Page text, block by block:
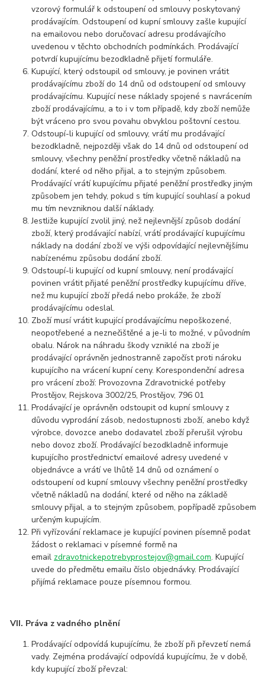
vzorový formulář k odstoupení od smlouvy poskytovaný
prodávajícím. Odstoupení od kupní smlouvy zašle kupující
na emailovou nebo doručovací adresu prodávajícího
uvedenou v těchto obchodních podmínkách. Prodávající
potvrdí kupujícímu bezodkladně přijetí formuláře.
Kupující, který odstoupil od smlouvy, je povinen vrátit
prodávajícímu zboží do 14 dnů od odstoupení od smlouvy
prodávajícímu. Kupující nese náklady spojené s navrácením
zboží prodávajícímu, a to i v tom případě, kdy zboží nemůže
být vráceno pro svou povahu obvyklou poštovní cestou.
Odstoupí-li kupující od smlouvy, vrátí mu prodávající
bezodkladně, nejpozději však do 14 dnů od odstoupení od
smlouvy, všechny peněžní prostředky včetně nákladů na
dodání, které od něho přijal, a to stejným způsobem.
Prodávající vrátí kupujícímu přijaté peněžní prostředky jiným
způsobem jen tehdy, pokud s tím kupující souhlasí a pokud
mu tím nevzniknou další náklady.
Jestliže kupující zvolil jiný, než nejlevnější způsob dodání
zboží, který prodávající nabízí, vrátí prodávající kupujícímu
náklady na dodání zboží ve výši odpovídající nejlevnějšímu
nabízenému způsobu dodání zboží.
Odstoupí-li kupující od kupní smlouvy, není prodávající
povinen vrátit přijaté peněžní prostředky kupujícímu dříve,
než mu kupující zboží předá nebo prokáže, že zboží
prodávajícímu odeslal.
Zboží musí vrátit kupující prodávajícímu nepoškozené,
neopotřebené a neznečištěné a je-li to možné, v původním
obalu. Nárok na náhradu škody vzniklé na zboží je
prodávající oprávněn jednostranně započíst proti nároku
kupujícího na vrácení kupní ceny. Korespondenční adresa
pro vrácení zboží: Provozovna Zdravotnické potřeby
Prostějov, Rejskova 3002/25, Prostějov, 796 01
Prodávající je oprávněn odstoupit od kupní smlouvy z
důvodu vyprodání zásob, nedostupnosti zboží, anebo když
výrobce, dovozce anebo dodavatel zboží přerušil výrobu
nebo dovoz zboží. Prodávající bezodkladně informuje
kupujícího prostřednictví emailové adresy uvedené v
objednávce a vrátí ve lhůtě 14 dnů od oznámení o
odstoupení od kupní smlouvy všechny peněžní prostředky
včetně nákladů na dodání, které od něho na základě
smlouvy přijal, a to stejným způsobem, popřípadě způsobem
určeným kupujícím.
Při vyřízování reklamace je kupující povinen písemně podat
žádost o reklamaci v písemné formě na
email zdravotnickepotrebyprostejov@gmail.com. Kupující
uvede do předmětu emailu číslo objednávky. Prodávající
přijímá reklamace pouze písemnou formou.
VII. Práva z vadného plnění
Prodávající odpovídá kupujícímu, že zboží při převzetí nemá
vady. Zejména prodávající odpovídá kupujícímu, že v době,
kdy kupující zboží převzal: